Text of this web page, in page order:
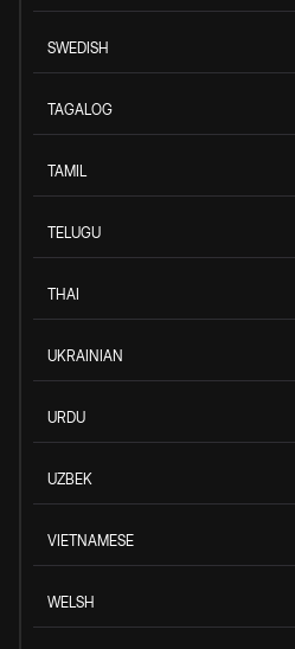
SWEDISH
TAGALOG
TAMIL
TELUGU
THAI
UKRAINIAN
URDU
UZBEK
VIETNAMESE
WELSH